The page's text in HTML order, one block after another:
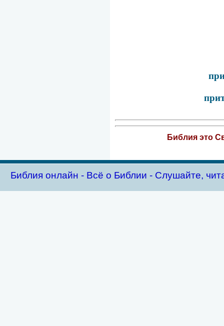
Библия это
Библия oнлайн - Всё о Библии - Слушайте,